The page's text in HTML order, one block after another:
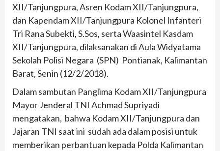
XII/Tanjungpura, Asren Kodam XII/Tanjungpura,
dan Kapendam XII/Tanjungpura Kolonel Infanteri
Tri Rana Subekti, S.Sos, serta Waasintel Kasdam
XII/Tanjungpura, dilaksanakan di Aula Widyatama
Sekolah Polisi Negara (SPN) Pontianak, Kalimantan
Barat, Senin (12/2/2018).
Dalam sambutan Panglima Kodam XII/Tanjungpura
Mayor Jenderal TNI Achmad Supriyadi
mengatakan, bahwa Kodam XII/Tanjungpura dan
Jajaran TNI saat ini sudah ada dalam posisi untuk
memberikan perbantuan kepada Polda Kalimantan